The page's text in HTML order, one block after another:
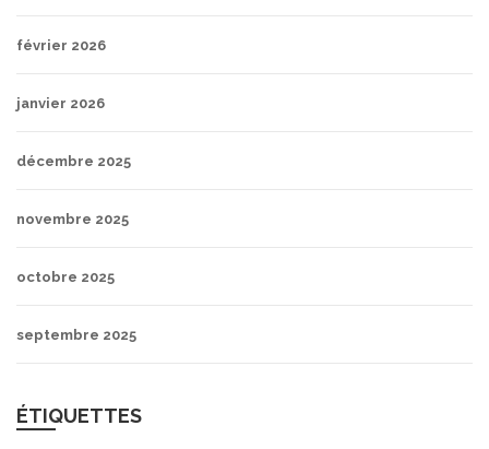
février 2026
janvier 2026
décembre 2025
novembre 2025
octobre 2025
septembre 2025
ÉTIQUETTES